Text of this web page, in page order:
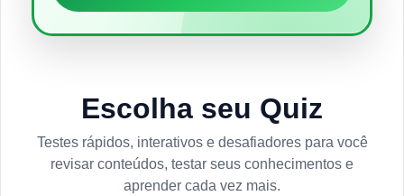
Escolha seu Quiz
Testes rápidos, interativos e desafiadores para você
revisar conteúdos, testar seus conhecimentos e
aprender cada vez mais.